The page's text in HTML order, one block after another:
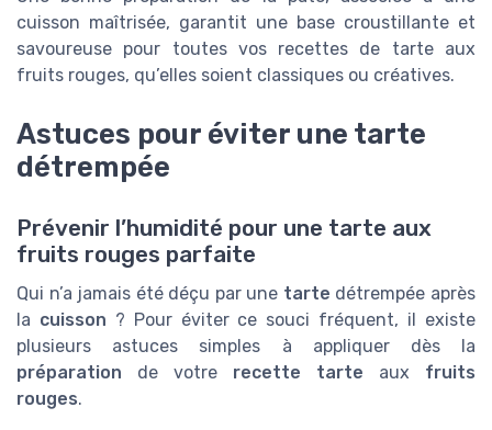
cuisson maîtrisée, garantit une base croustillante et
savoureuse pour toutes vos recettes de tarte aux
fruits rouges, qu’elles soient classiques ou créatives.
Astuces pour éviter une tarte
détrempée
Prévenir l’humidité pour une tarte aux
fruits rouges parfaite
Qui n’a jamais été déçu par une tarte détrempée après
la cuisson ? Pour éviter ce souci fréquent, il existe
plusieurs astuces simples à appliquer dès la
préparation de votre recette tarte aux fruits
rouges.